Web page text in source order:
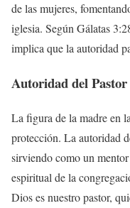
de las mujeres,
iglesia. Según Gálatas
implica que la autoridad
Autoridad del Pastor
La figura de la madre en la
protección. La autoridad
sirviendo como un
espiritual de la
Dios es nuestro pastor,